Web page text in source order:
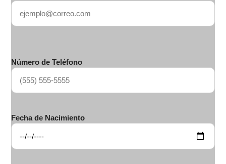
Número de Teléfono
Fecha de Nacimiento